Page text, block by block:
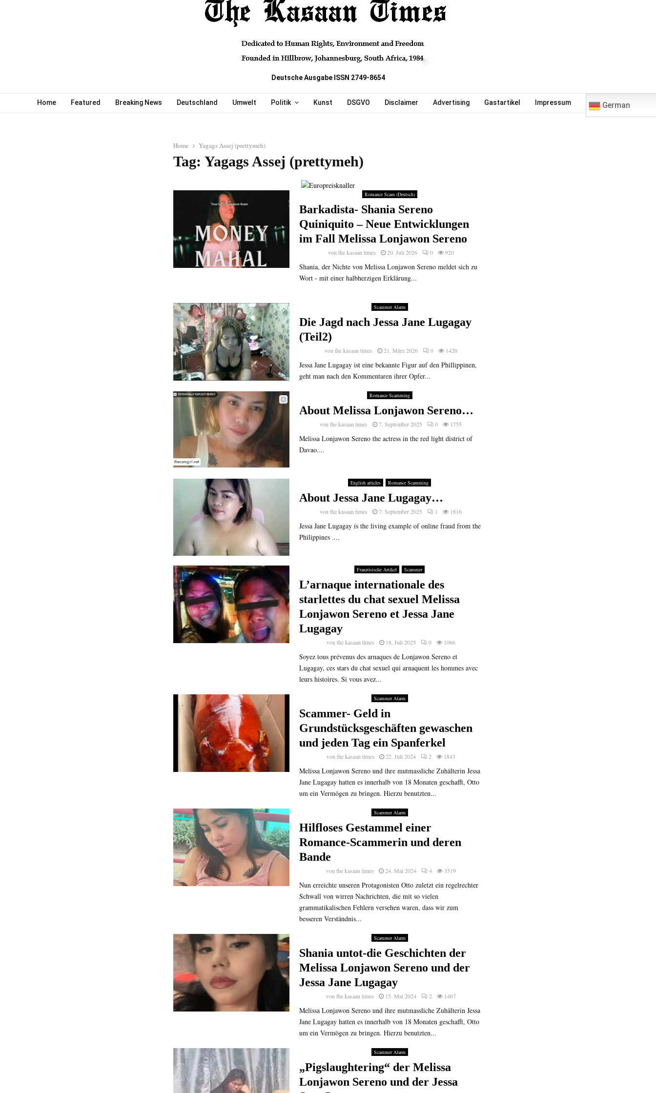
Deutsche Ausgabe ISSN 2749-8654
Home Featured Breaking News Deutschland Umwelt Politik Kunst DSGVO Disclaimer Advertising Gastartikel Impressum German
Home Yagags Assej (prettymeh)
Tag: Yagags Assej (prettymeh)
Romance Scam (Deutsch)
Barkadista- Shania Sereno
Quiniquito – Neue Entwicklungen
im Fall Melissa Lonjawon Sereno
vonthe kasaan times 20. Juli 2026 0 920
Shania, der Nichte von Melissa Lonjawon Sereno meldet sich zu
Wort - mit einer halbherzigen Erklärung...
Scammer Alarm
Die Jagd nach Jessa Jane Lugagay
(Teil2)
vonthe kasaan times 21. März 2026 0 1420
Jessa Jane Lugagay ist eine bekannte Figur auf den Phillippinen,
geht man nach den Kommentaren ihrer Opfer...
Romance Scamming
About Melissa Lonjawon Sereno…
vonthe kasaan times 7. September 2025 0 1755
Melissa Lonjawon Sereno the actress in the red light district of
Davao....
English articles Romance Scamming
About Jessa Jane Lugagay…
vonthe kasaan times 7. September 2025 1 1816
Jessa Jane Lugagay is the living example of online fraud from the
Philippines ....
Französische Artikel Scammer
L’arnaque internationale des
starlettes du chat sexuel Melissa
Lonjawon Sereno et Jessa Jane
Lugagay
vonthe kasaan times 18. Juli 2025 0 1066
Soyez tous prévenus des arnaques de Lonjawon Sereno et
Lugagay, ces stars du chat sexuel qui arnaquent les hommes avec
leurs histoires. Si vous avez...
Scammer Alarm
Scammer- Geld in
Grundstücksgeschäften gewaschen
und jeden Tag ein Spanferkel
vonthe kasaan times 22. Juli 2024 2 1843
Melissa Lonjawon Sereno und ihre mutmassliche Zuhälterin Jessa
Jane Lugagay hatten es innerhalb von 18 Monaten geschafft, Otto
um ein Vermögen zu bringen. Hierzu benutzten...
Scammer Alarm
Hilfloses Gestammel einer
Romance-Scammerin und deren
Bande
vonthe kasaan times 24. Mai 2024 4 3519
Nun erreichte unseren Protagonisten Otto zuletzt ein regelrechter
Schwall von wirren Nachrichten, die mit so vielen
grammatikalischen Fehlern versehen waren, dass wir zum
besseren Verständnis...
Scammer Alarm
Shania untot-die Geschichten der
Melissa Lonjawon Sereno und der
Jessa Jane Lugagay
vonthe kasaan times 15. Mai 2024 2 1467
Melissa Lonjawon Sereno und ihre mutmassliche Zuhälterin Jessa
Jane Lugagay hatten es innerhalb von 18 Monaten geschafft, Otto
um ein Vermögen zu bringen. Hierzu benutzten...
Scammer Alarm
„Pigslaughtering“ der Melissa
Lonjawon Sereno und der Jessa